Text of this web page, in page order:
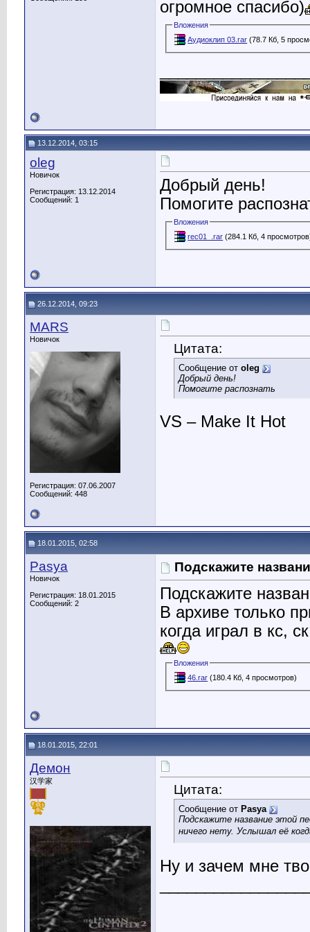
огромное спасибо)
Вложения
Аудиоклип 03.rar (78.7 Кб, 5
13.12.2014, 03:15
oleg
Новичок
Регистрация: 13.12.2014
Сообщений: 1
Добрый день!
Помогите
Вложения
rec01_.rar (284.1 Кб, 4
26.12.2014, 09:23
MARS
Новичок
Регистрация: 07.06.2007
Сообщений: 448
Цитата:
Сообщение от oleg
Добрый день!
Помогите распознать
VS – Make It Hot
18.01.2015, 02:58
Pasya
Новичок
Регистрация: 18.01.2015
Сообщений: 2
Подскажите
Подскажите
В архиве только
когда играл в кс,
Вложения
46.rar (180.4 Кб, 4 просмотров)
18.01.2015, 22:01
Демон
汉学家
Цитата:
Сообщение от Pasya
Подскажите название этой
ничего нету. Услышал её
Ну и зачем мне